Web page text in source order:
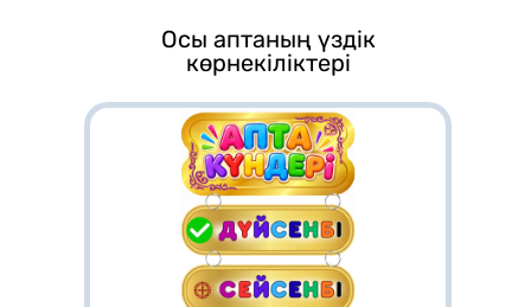
Осы аптаның үздік
көрнекіліктері